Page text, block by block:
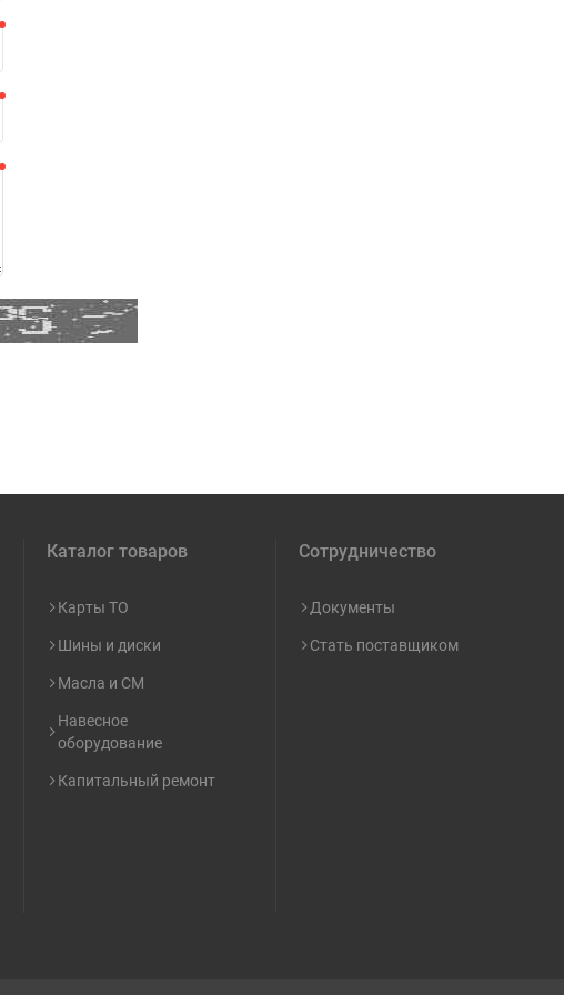
Каталог товаров
Карты ТО
Шины и диски
Масла и СМ
Навесное
оборудование
Капитальный ремонт
Сотрудничество
Документы
Стать поставщиком